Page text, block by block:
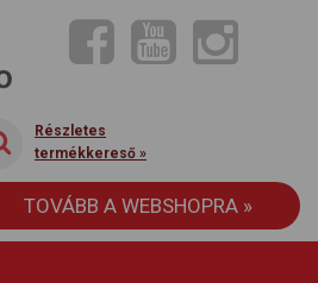
Részletes
termékkereső »
TOVÁBB A WEBSHOPRA »